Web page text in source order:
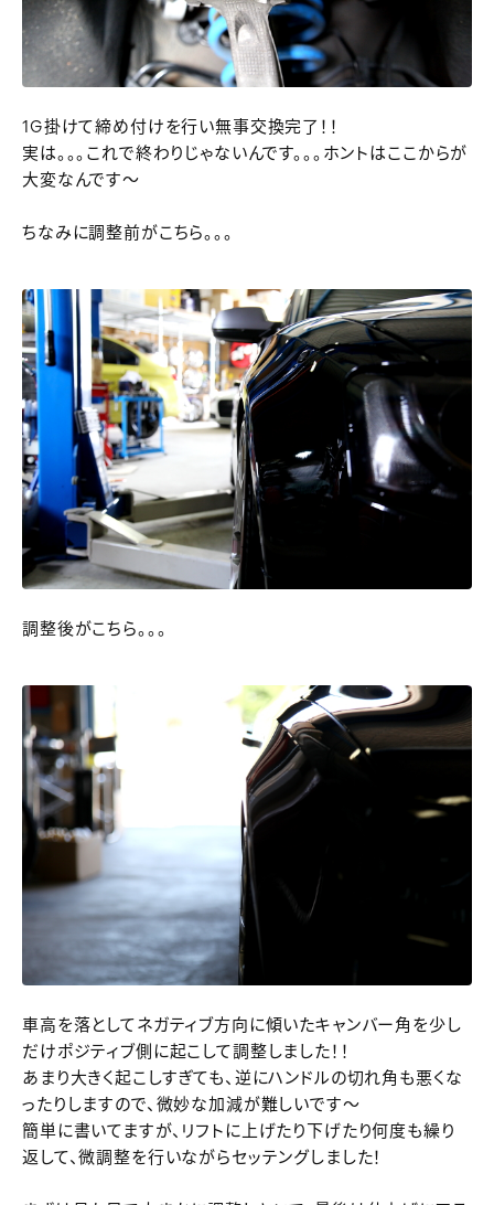
1G掛けて締め付けを行い無事交換完了！！
実は。。。これで終わりじゃないんです。。。ホントはここからが
大変なんです～
ちなみに調整前がこちら。。。
調整後がこちら。。。
車高を落としてネガティブ方向に傾いたキャンバー角を少し
だけポジティブ側に起こして調整しました！！
あまり大きく起こしすぎても、逆にハンドルの切れ角も悪くな
ったりしますので、微妙な加減が難しいです～
簡単に書いてますが、リフトに上げたり下げたり何度も繰り
返して、微調整を行いながらセッテングしました！